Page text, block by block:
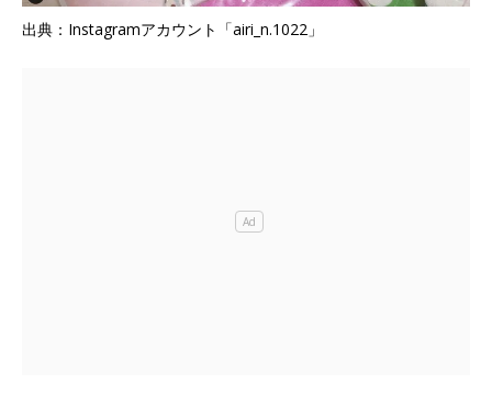
出典：Instagramアカウント「airi_n.1022」